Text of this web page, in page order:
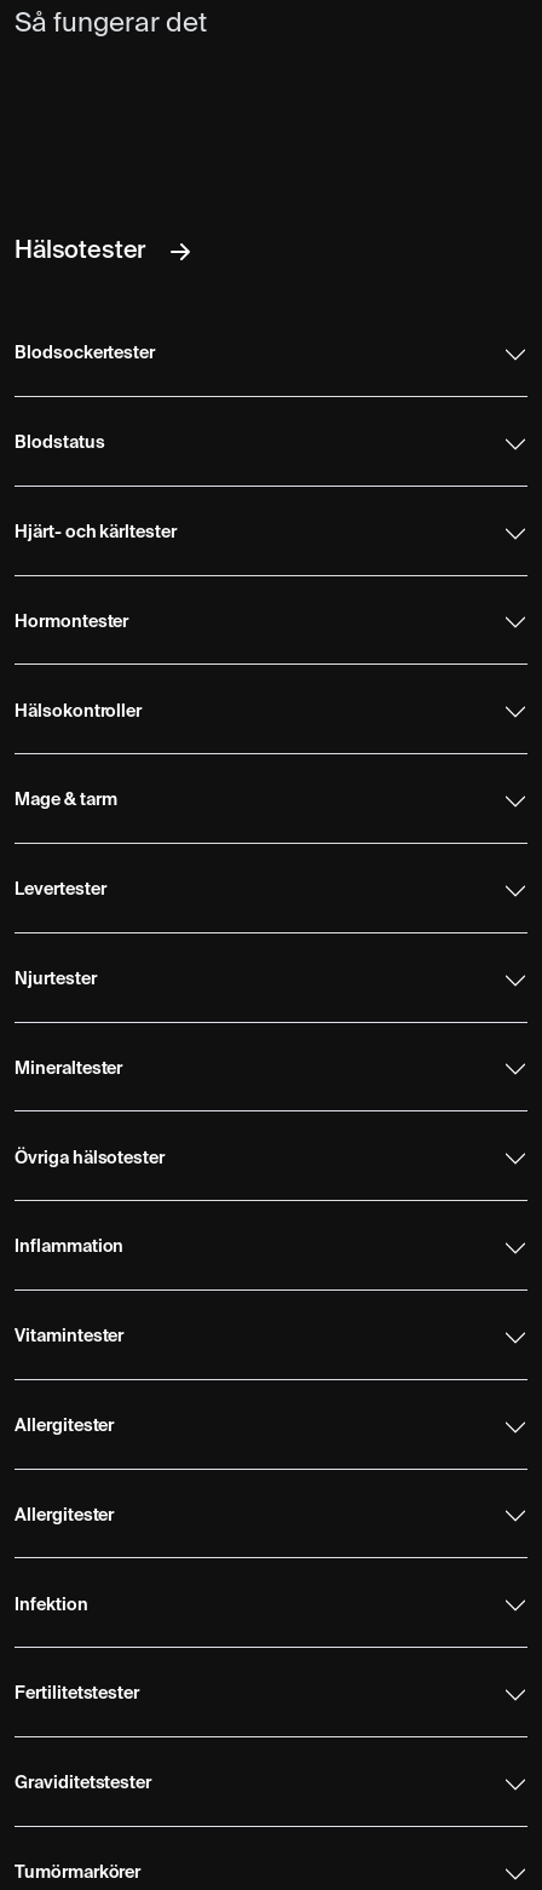
Så fungerar det
Hälsotester
Blodsockertester
Blodstatus
Hjärt- och kärltester
Hormontester
Hälsokontroller
Mage & tarm
Levertester
Njurtester
Mineraltester
Övriga hälsotester
Inflammation
Vitamintester
Allergitester
Allergitester
Infektion
Fertilitetstester
Graviditetstester
Tumörmarkörer